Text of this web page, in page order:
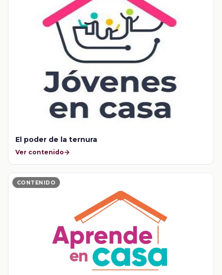
El poder de la ternura
Ver contenido
CONTENIDO